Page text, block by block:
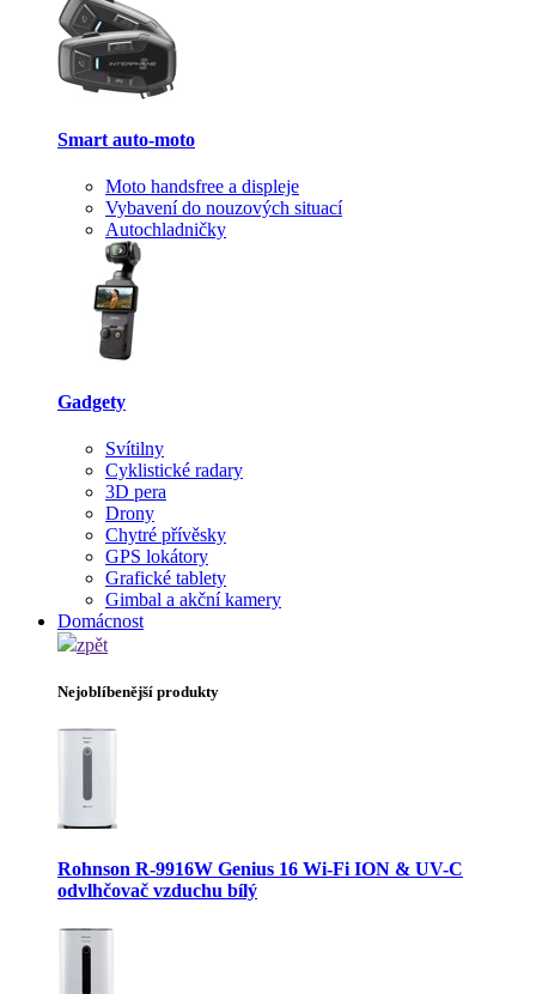
Smart auto-moto
Moto handsfree a displeje
Vybavení do nouzových situací
Autochladničky
Gadgety
Svítilny
Cyklistické radary
3D pera
Drony
Chytré přívěsky
GPS lokátory
Grafické tablety
Gimbal a akční kamery
Domácnost
zpět
Nejoblíbenější produkty
Rohnson R-9916W Genius 16 Wi-Fi ION & UV-C
odvlhčovač vzduchu bílý